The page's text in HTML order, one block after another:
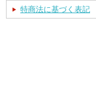
特商法に基づく表記